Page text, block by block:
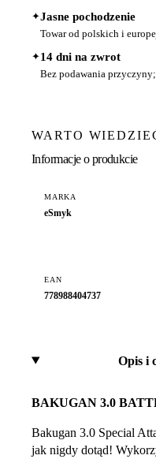
✦Jasne pochodzenie
Towar od polskich i
✦14 dni na zwrot
Bez podawania
WARTO
Informacje o produkcie
MARKA
eSmyk
EAN
778988404737
Opis i
BAKUGAN 3.0
Bakugan 3.0 Special
jak nigdy dotąd!